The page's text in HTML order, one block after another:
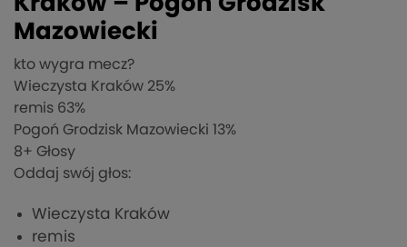
Mazowiecki
kto wygra mecz?
Wieczysta Kraków 25%
remis 63%
Pogoń Grodzisk Mazowiecki 13%
8+ Głosy
Oddaj swój głos:
Wieczysta Kraków
remis